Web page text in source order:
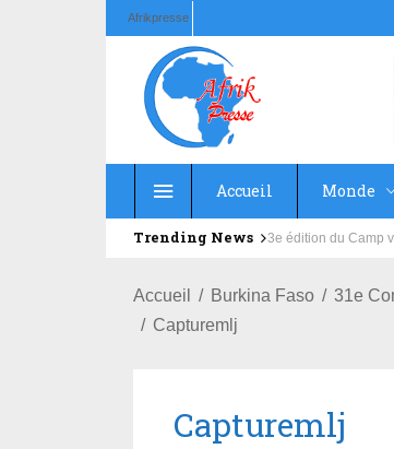
Afrikpresse
Accueil Monde
Trending News Education : la
Accueil Burkina Faso
31e
Capturemlj
Capturemlj